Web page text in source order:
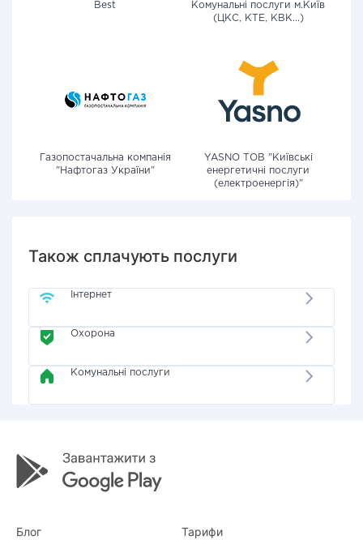
Best
Комунальні послуги м.Київ
(ЦКС, КТЕ, КВК...)
Газопостачальна компанія
"Нафтогаз України"
YASNO ТОВ "Київські
енергетичні послуги
(електроенергія)"
Також сплачують послуги
Інтернет
Охорона
Комунальні послуги
Блог Тарифи